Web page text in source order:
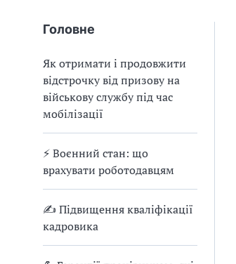
Головне
Як отримати і продовжити
відстрочку від призову на
військову службу під час
мобілізації
⚡ Воєнний стан: що
врахувати роботодавцям
✍ Підвищення кваліфікації
кадровика